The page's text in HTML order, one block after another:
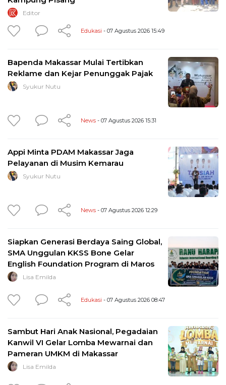
Editor
Edukasi - 07 Agustus 2026 15:49
Bapenda Makassar Mulai Tertibkan
Reklame dan Kejar Penunggak Pajak
Syukur Nutu
News - 07 Agustus 2026 15:31
Appi Minta PDAM Makassar Jaga
Pelayanan di Musim Kemarau
Syukur Nutu
News - 07 Agustus 2026 12:29
Siapkan Generasi Berdaya Saing Global,
SMA Unggulan KKSS Bone Gelar
English Foundation Program di Maros
Lisa Emilda
Edukasi - 07 Agustus 2026 08:47
Sambut Hari Anak Nasional, Pegadaian
Kanwil VI Gelar Lomba Mewarnai dan
Pameran UMKM di Makassar
Lisa Emilda